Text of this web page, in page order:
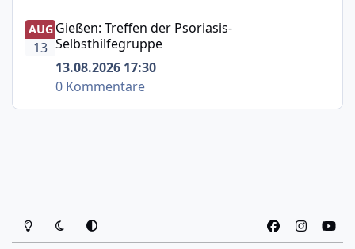
Gießen: Treffen der Psoriasis-Selbsthilfegruppe
AUG
13
Gießen: Treffen der Psoriasis-
Selbsthilfegruppe
13.08.2026 17:30
0 Kommentare
Heller ModusDunkler Modus
Systemeinstellung
a
n
o